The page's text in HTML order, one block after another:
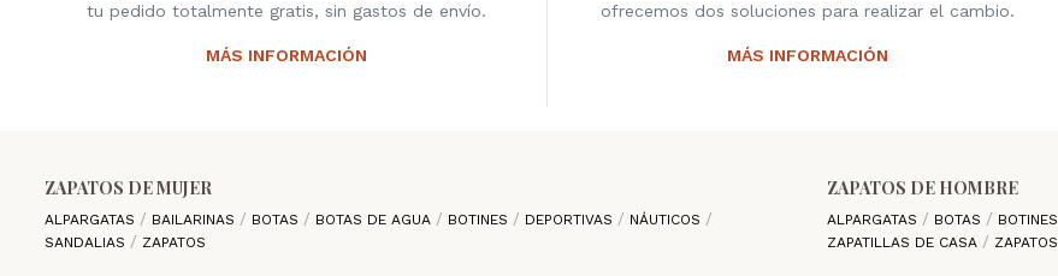
tu pedido totalmente gratis, sin gastos de envío.
MÁS INFORMACIÓN
ofrecemos dos soluciones para realizar el cambio.
MÁS INFORMACIÓN
ZAPATOS DE MUJER
ALPARGATAS BAILARINAS BOTAS BOTAS DE AGUA BOTINES DEPORTIVAS
NÁUTICOS
SANDALIAS
ZAPATOS
ZAPATOS DE HOMBRE
ALPARGATAS BOTAS BOTINES
ZAPATILLAS DE CASA
ZAPATOS